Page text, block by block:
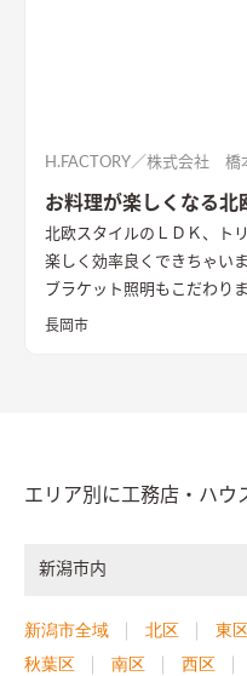
H.FACTORY／株式会社 橋
お料理が楽しくなる北
北欧スタイルのＬＤＫ、ト
楽しく効率良くできちゃい
ブラケット照明もこだわり
壁も目をひきます
長岡市
エリア別に工務店・ハウ
新潟市内
新潟市全域 北区 東
秋葉区
南区 西区